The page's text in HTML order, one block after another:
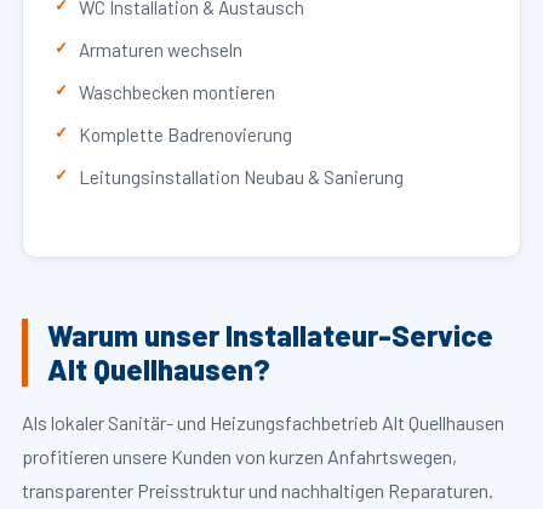
WC Installation & Austausch
Armaturen wechseln
Waschbecken montieren
Komplette Badrenovierung
Leitungsinstallation Neubau & Sanierung
Warum unser Installateur-Service
Alt Quellhausen?
Als lokaler Sanitär- und Heizungsfachbetrieb Alt Quellhausen
profitieren unsere Kunden von kurzen Anfahrtswegen,
transparenter Preisstruktur und nachhaltigen Reparaturen.